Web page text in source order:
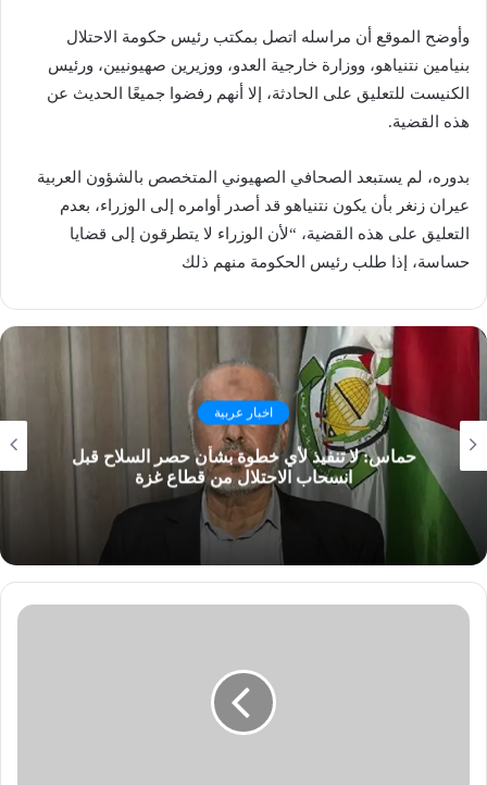
وأوضح الموقع أن مراسله اتصل بمكتب رئيس حكومة الاحتلال
بنيامين نتنياهو، ووزارة خارجية العدو، ووزيرين صهيونيين، ورئيس
الكنيست للتعليق على الحادثة، إلا أنهم رفضوا جميعًا الحديث عن
هذه القضية.
بدوره، لم يستبعد الصحافي الصهيوني المتخصص بالشؤون العربية
عيران زنغر بأن يكون نتنياهو قد أصدر أوامره إلى الوزراء، بعدم
التعليق على هذه القضية، “لأن الوزراء لا يتطرقون إلى قضايا
حساسة، إذا طلب رئيس الحكومة منهم ذلك
اخبار عربية
حماس: لا تنفيذ لأي خطوة بشأن حصر السلاح قبل
انسحاب الاحتلال من قطاع غزة